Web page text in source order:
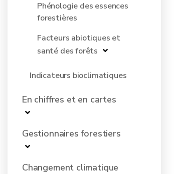
Phénologie des essences
forestières
Facteurs abiotiques et
santé des forêts
Indicateurs bioclimatiques
En chiffres et en cartes
Gestionnaires forestiers
Changement climatique